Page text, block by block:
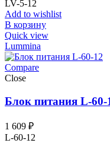
LV-5-12
Add to wishlist
В корзину
Quick view
Lummina
Compare
Close
Блок питания L-60-
1 609 ₽
L-60-12